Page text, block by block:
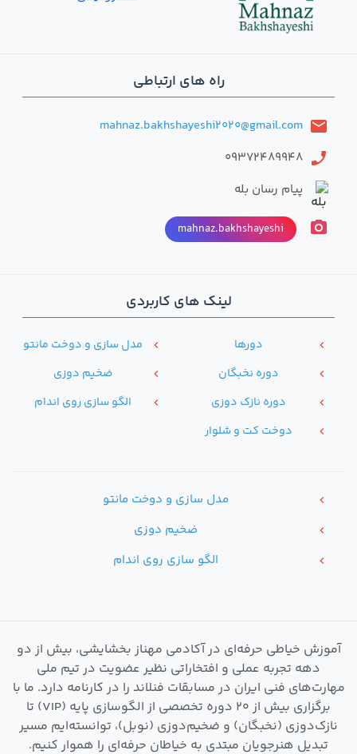
راه های ارتباطی
email
mahnaz.bakhshayeshi2020@gmail.com
phone
09372489948
پیام رسان بله
photo_camera
mahnaz.bakhshayeshi
لینک های کاربردی
chevron_left دور‌ها
chevron_left دوره نخبگان
chevron_left دوره نازک دوزی
chevron_left دوخت کت و شلوار
chevron_left مدل سازی و دوخت مانتو
chevron_left ضخیم دوزی
chevron_left الگو سازی روی اندام
chevron_left مدل سازی و دوخت مانتو
chevron_left ضخیم دوزی
chevron_left الگو سازی روی اندام
آموزش خیاطی حرفه‌ای در آکادمی مهناز بخشایشی، بیش از دو
دهه تجربه عملی و افتخاراتی نظیر عضویت در تیم ملی
مهارت‌های فنی ایران در مسابقات فنلاند را در کارنامه دارد. ما با
برگزاری بیش از ۲۰ دوره تخصصی از الگوسازی پایه (VIP) تا
نازک‌دوزی (نخبگان) و ضخیم‌دوزی (نوبل)، توانسته‌ایم مسیر
تبدیل هنرجویان مبتدی به خیاطان حرفه‌ای را هموار کنیم.